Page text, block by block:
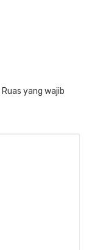
Ruas yang wajib